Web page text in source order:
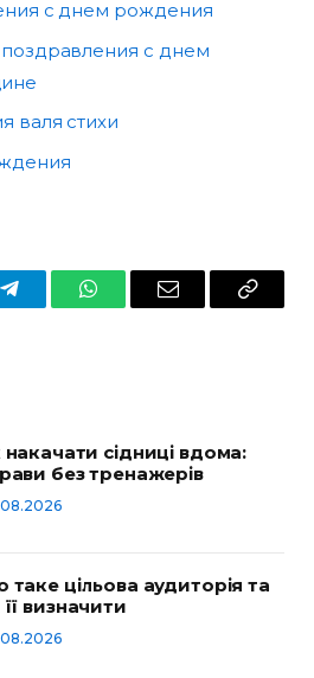
с днем рождения
с днем
валя стихи
TelegramWhatsAppEmail
Copy
накачати сідниці вдома:
без тренажерів
таке цільова аудиторія та
визначити